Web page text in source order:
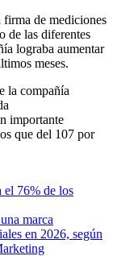
firma de mediciones
de las diferentes
lograba aumentar
meses.
la compañía
importante
que del 107 por
el 76% de los
marca
en 2026, según